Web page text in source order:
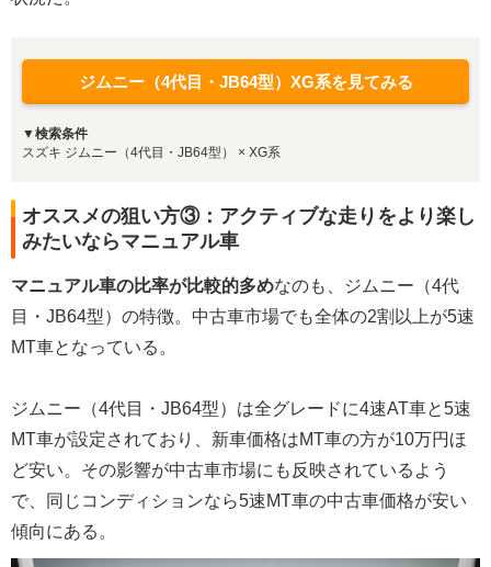
ジムニー（4代目・JB64型）XG系を見てみる
▼検索条件
スズキ ジムニー（4代目・JB64型） × XG系
オススメの狙い方③：アクティブな走りをより楽し
みたいならマニュアル車
マニュアル車の比率が比較的多めなのも、ジムニー（4代
目・JB64型）の特徴。中古車市場でも全体の2割以上が5速
MT車となっている。
ジムニー（4代目・JB64型）は全グレードに4速AT車と5速
MT車が設定されており、新車価格はMT車の方が10万円ほ
ど安い。その影響が中古車市場にも反映されているよう
で、同じコンディションなら5速MT車の中古車価格が安い
傾向にある。